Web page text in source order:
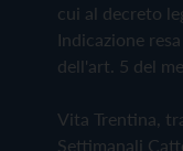
cui al decreto
Indicazione
dell'art. 5 del
Vita Trentina,
Settimanali